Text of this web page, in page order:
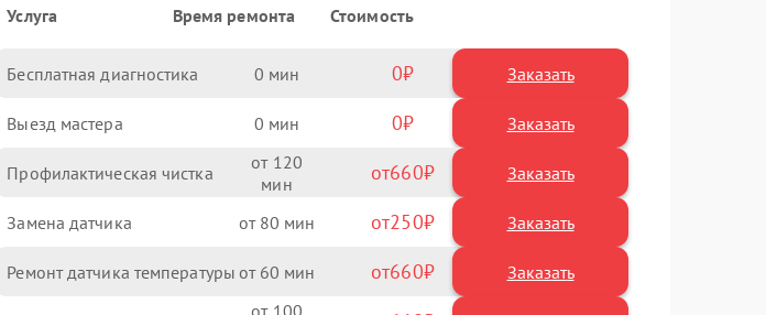
Услуга Время ремонта Стоимость
Бесплатная диагностика 0 0 Заказать
Выезд мастера 0 0 Заказать
Профилактическая чистка 120 660
Замена датчика 80 250
Ремонт датчика температуры 60 660
100